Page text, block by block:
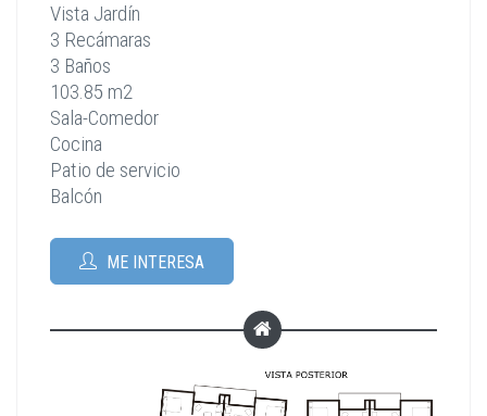
Vista Jardín
3 Recámaras
3 Baños
103.85 m2
Sala-Comedor
Cocina
Patio de servicio
Balcón
ME INTERESA